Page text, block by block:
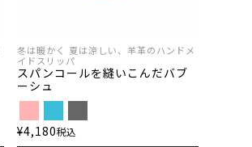
冬は暖かく 夏は涼しい、羊革のハンドメ
イドスリッパ
スパンコールを縫いこんだバブ
ーシュ
¥4,180税込